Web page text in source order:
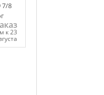
7/8
к 23